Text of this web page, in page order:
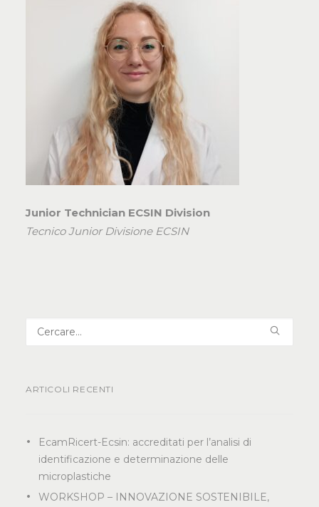
Junior Technician ECSIN Division
Tecnico Junior Divisione ECSIN
ARTICOLI RECENTI
EcamRicert-Ecsin: accreditati per l’analisi di
identificazione e determinazione delle
microplastiche
WORKSHOP – INNOVAZIONE SOSTENIBILE,